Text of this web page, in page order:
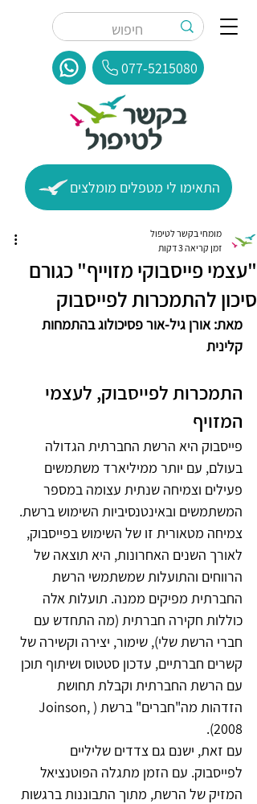
077-5215080
התאימו לי מטפלים מומלצים
"עצמי פייסבוקי מזוייף" כגורם
סיכון להתמכרות לפייסבוק
מומחי בקשר לטיפול
זמן קריאה 3 דקות
מאת: אורן גיל-אור פסיכולוג בהתמחות
קלינית
התמכרות לפייסבוק, לעצמי
המזויף
פייסבוק היא הרשת החברתית הגדולה
בעולם, עם יותר ממיליארד משתמשים
פעילים וצמיחה שנתית עצומה במספר
המשתמשים ובאינטנסיביות השימוש ברשת.
צמיחה מטאורית זו של השימוש בפייסבוק,
לאורך השנים האחרונות, היא תוצאה של
הרווחים והתועלות שמשתמשי הרשת
החברתית מפיקים ממנה. תועלות אלה
כוללות חקירה חברתית (מה התחדש עם
חברי הרשת שלי), שימור, יצירה וקשירה של
קשרים חברתיים, עדכון סטטוס ושיתוף תוכן
עם הרשת החברתית וקבלת תחושת
הזדהות מה"חברים" ברשת (Joinson,
2008).
עם זאת, ישנם גם צדדים שליליים
לפייסבוק. עם הזמן מתגלה הפוטנציאל
המזיק של הרשת, מתוך התבוננות ברגשות